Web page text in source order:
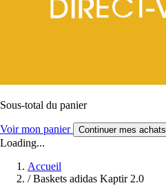
Sous-total du panier
Voir mon panier Continuer mes achats
Loading...
Accueil
/ Baskets adidas Kaptir 2.0